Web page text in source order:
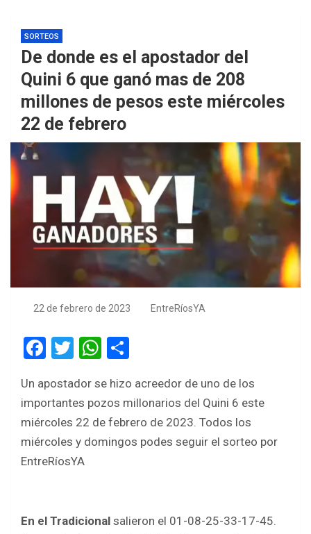
SORTEOS
De donde es el apostador del
Quini 6 que ganó mas de 208
millones de pesos este miércoles
22 de febrero
22 de febrero de 2023 EntreRíosYA
F
ce
b
o
o
T
tt
er
W
at
s
A
ar
e
Un apostador se hizo acreedor de uno de los
importantes pozos millonarios del Quini 6 este
miércoles 22 de febrero de 2023. Todos los
miércoles y domingos podes seguir el sorteo por
EntreRíosYA
En el Tradicional salieron el 01-08-25-33-17-45.